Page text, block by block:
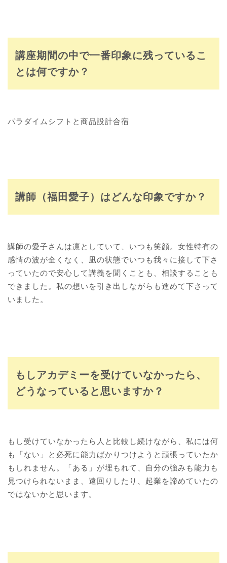
講座期間の中で一番印象に残っているこ
とは何ですか？
パラダイムシフトと商品設計合宿
講師（福田愛子）はどんな印象ですか？
講師の愛子さんは凛としていて、いつも笑顔。女性特有の
感情の波が全くなく、凪の状態でいつも我々に接して下さ
っていたので安心して講義を聞くことも、相談することも
できました。私の想いを引き出しながらも進めて下さって
いました。
もしアカデミーを受けていなかったら、
どうなっていると思いますか？
もし受けていなかったら人と比較し続けながら、私には何
も「ない」と必死に能力ばかりつけようと頑張っていたか
もしれません。「ある」が埋もれて、自分の強みも能力も
見つけられないまま、遠回りしたり、起業を諦めていたの
ではないかと思います。